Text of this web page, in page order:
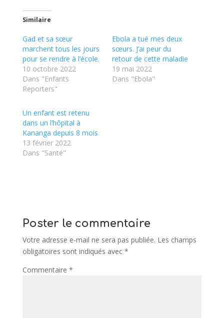
Similaire
Gad et sa sœur
marchent tous les jours
pour se rendre à l’école.
10 octobre 2022
Dans "Enfants
Reporters"
Ebola a tué mes deux
sœurs. J’ai peur du
retour de cette maladie
19 mai 2022
Dans "Ebola"
Un enfant est retenu
dans un l’hôpital à
Kananga depuis 8 mois
13 février 2022
Dans "Santé"
Poster le commentaire
Votre adresse e-mail ne sera pas publiée. Les champs
obligatoires sont indiqués avec *
Commentaire *